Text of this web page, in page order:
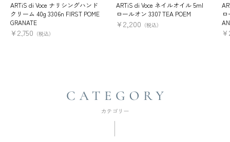
ARTiS di Voce ナリシングハンド
クリーム 40g 3306n FIRST POME
GRANATE
¥2,750 （税込）
ARTiS di Voce ネイルオイル 5ml
ロールオン 3307 TEA POEM
¥2,200 （税込）
¥